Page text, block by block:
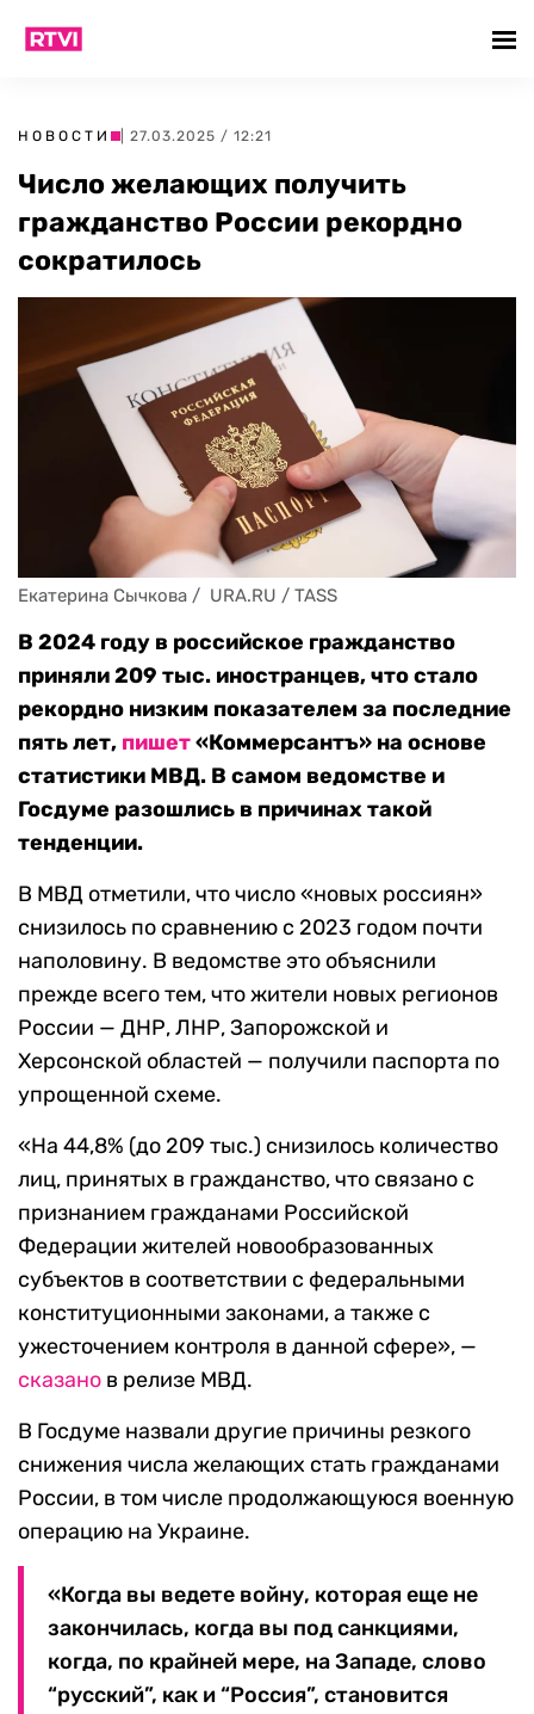
НОВОСТИ | 27.03.2025 / 12:21
Число желающих получить
гражданство России рекордно
сократилось
Екатерина Сычкова /  URA.RU / TASS
В 2024 году в российское гражданство
приняли 209 тыс. иностранцев, что стало
рекордно низким показателем за последние
пять лет, пишет«Коммерсантъ» на основе
статистики МВД. В самом ведомстве и
Госдуме разошлись в причинах такой
тенденции.
В МВД отметили, что число «новых россиян»
снизилось по сравнению с 2023 годом почти
наполовину. В ведомстве это объяснили
прежде всего тем, что жители новых регионов
России — ДНР, ЛНР, Запорожской и
Херсонской областей — получили паспорта по
упрощенной схеме.
«На 44,8% (до 209 тыс.) снизилось количество
лиц, принятых в гражданство, что связано с
признанием гражданами Российской
Федерации жителей новообразованных
субъектов в соответствии с федеральными
конституционными законами, а также с
ужесточением контроля в данной сфере», —
сказано в релизе МВД.
В Госдуме назвали другие причины резкого
снижения числа желающих стать гражданами
России, в том числе продолжающуюся военную
операцию на Украине.
«Когда вы ведете войну, которая еще не
закончилась, когда вы под санкциями,
когда, по крайней мере, на Западе, слово
“русский”, как и “Россия”, становится